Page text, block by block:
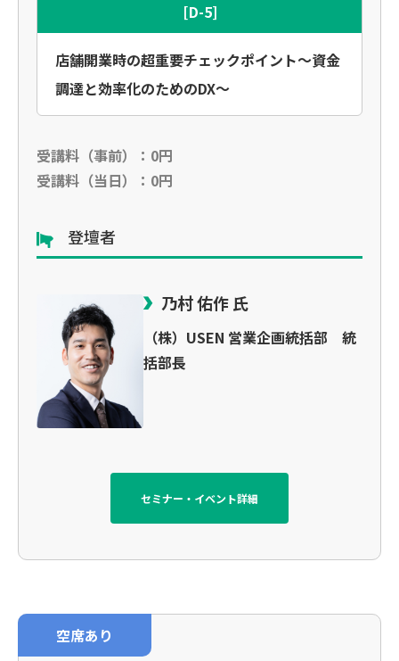
[D-5]
店舗開業時の超重要チェックポイント～資金
調達と効率化のためのDX～
受講料（事前）：0円
受講料（当日）：0円
登壇者
乃村 佑作 氏
（株）USEN 営業企画統括部 統
括部長
セミナー・イベント詳細
空席あり